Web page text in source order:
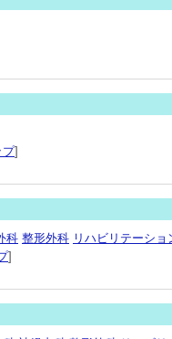
プ]
科 整形外科 リハビリテーショ
]